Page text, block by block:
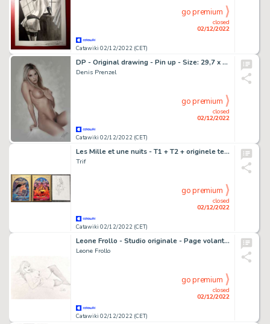
Catawiki 02/12/2022 (CET)
closed
02/12/2022
go premium
DP - Original drawing - Pin up - Size: 29,7 x 42 cm. - (2022)
Denis Prenzel
Catawiki 02/12/2022 (CET)
closed
02/12/2022
go premium
Les Mille et une nuits - T1 + T2 + originele tekening in potlood - Cartonné - EO - (2020/2021)
Trif
Catawiki 02/12/2022 (CET)
closed
02/12/2022
go premium
Leone Frollo - Studio originale - Page volante - Exemplaire unique
Leone Frollo
Catawiki 02/12/2022 (CET)
closed
02/12/2022
go premium